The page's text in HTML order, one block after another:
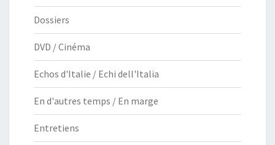
Dossiers
DVD / Cinéma
Echos d'Italie / Echi dell'Italia
En d'autres temps / En marge
Entretiens